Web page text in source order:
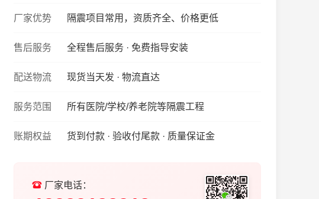
厂家优势 隔震项目常用，资质齐全、价格更低
售后服务 全程售后服务 · 免费指导安装
配送物流 现货当天发 · 物流直达
服务范围 所有医院/学校/养老院等隔震工程
账期权益 货到付款 · 验收付尾款 · 质量保证金
厂家电话：